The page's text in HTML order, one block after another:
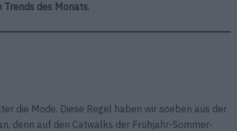
Trends des Monats.
die Mode. Diese Regel haben wir soeben aus der
denn auf den Catwalks der Frühjahr-Sommer-